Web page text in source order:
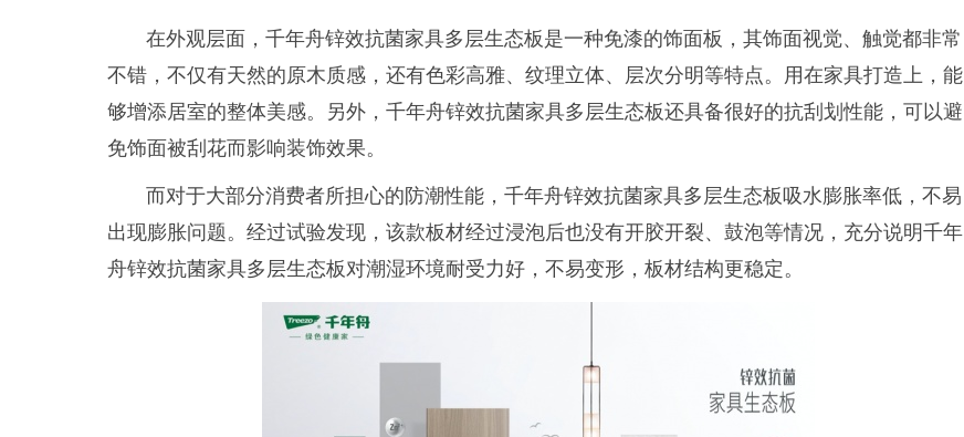
在外观层面，千年舟锌效抗菌家具多层生态板是一种免漆的饰面板，其饰面视觉、触觉都非常
不错，不仅有天然的原木质感，还有色彩高雅、纹理立体、层次分明等特点。用在家具打造上，能
够增添居室的整体美感。另外，千年舟锌效抗菌家具多层生态板还具备很好的抗刮划性能，可以避
免饰面被刮花而影响装饰效果。
而对于大部分消费者所担心的防潮性能，千年舟锌效抗菌家具多层生态板吸水膨胀率低，不易
出现膨胀问题。经过试验发现，该款板材经过浸泡后也没有开胶开裂、鼓泡等情况，充分说明千年
舟锌效抗菌家具多层生态板对潮湿环境耐受力好，不易变形，板材结构更稳定。